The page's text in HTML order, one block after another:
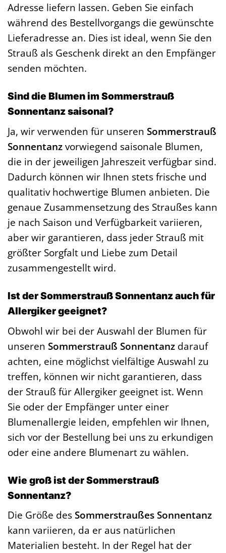
Adresse liefern lassen. Geben Sie einfach
während des Bestellvorgangs die gewünschte
Lieferadresse an. Dies ist ideal, wenn Sie den
Strauß als Geschenk direkt an den Empfänger
senden möchten.
Sind die Blumen im Sommerstrauß
Sonnentanz saisonal?
Ja, wir verwenden für unseren Sommerstrauß
Sonnentanzvorwiegend saisonale Blumen,
die in der jeweiligen Jahreszeit verfügbar sind.
Dadurch können wir Ihnen stets frische und
qualitativ hochwertige Blumen anbieten. Die
genaue Zusammensetzung des Straußes kann
je nach Saison und Verfügbarkeit variieren,
aber wir garantieren, dass jeder Strauß mit
größter Sorgfalt und Liebe zum Detail
zusammengestellt wird.
Ist der Sommerstrauß Sonnentanz auch für
Allergiker geeignet?
Obwohl wir bei der Auswahl der Blumen für
unseren Sommerstrauß Sonnentanz darauf
achten, eine möglichst vielfältige Auswahl zu
treffen, können wir nicht garantieren, dass
der Strauß für Allergiker geeignet ist. Wenn
Sie oder der Empfänger unter einer
Blumenallergie leiden, empfehlen wir Ihnen,
sich vor der Bestellung bei uns zu erkundigen
oder eine andere Blumenart zu wählen.
Wie groß ist der Sommerstrauß
Sonnentanz?
Die Größe des Sommerstraußes Sonnentanz
kann variieren, da er aus natürlichen
Materialien besteht. In der Regel hat der